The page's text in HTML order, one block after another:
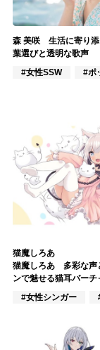
森 美咲 生活に寄り添
葉選びと透明な歌声
#女性SSW
#ポ
猫魔しろあ
猫魔しろあ 多彩な声
ンで魅せる猫耳バーチ
#女性シンガー